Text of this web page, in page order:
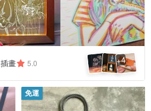
畫 5.0 +4
免運